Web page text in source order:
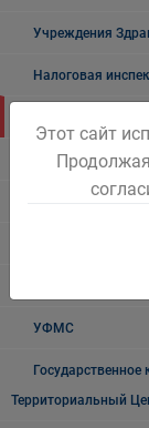
Учреждения
Налоговая
ГИБДД
УФМС
Территориальный
Этот сайт